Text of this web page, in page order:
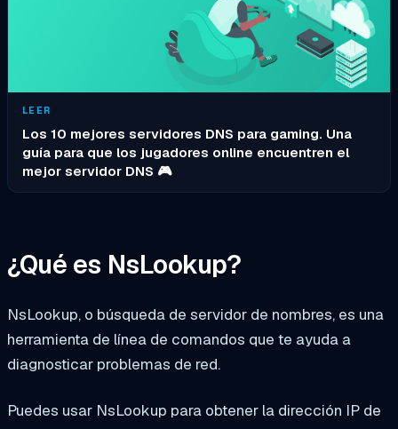
LEER
Los 10 mejores servidores DNS para gaming. Una
guía para que los jugadores online encuentren el
mejor servidor DNS 🎮
¿Qué es NsLookup?
NsLookup, o búsqueda de servidor de nombres, es una
herramienta de línea de comandos que te ayuda a
diagnosticar problemas de red.
Puedes usar NsLookup para obtener la dirección IP de